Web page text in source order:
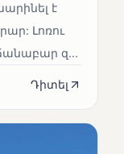
է
Լոռու
զ...
Դիտել